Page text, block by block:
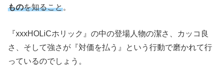
ものを知ること。
『xxxHOLiCホリック』の中の登場人物の潔さ、カッコ良
さ、そして強さが『対価を払う』という行動で磨かれて行
っているのでしょう。